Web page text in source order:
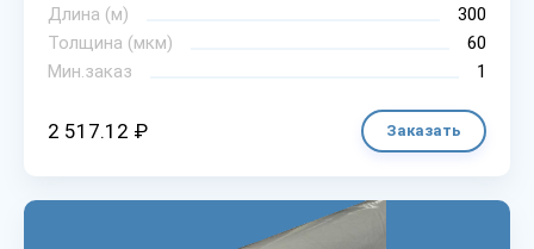
Длина (м)
300
Толщина (мкм)
60
Мин.заказ
1
2 517.12 ₽ Заказать